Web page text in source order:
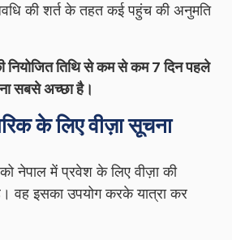
की शर्त के तहत कई पहुंच की अनुमति
तिथि से कम से कम 7 दिन पहले
सबसे अच्छा है।
के लिए वीज़ा सूचना
को नेपाल में प्रवेश के लिए वीज़ा की
वह इसका उपयोग करके यात्रा कर